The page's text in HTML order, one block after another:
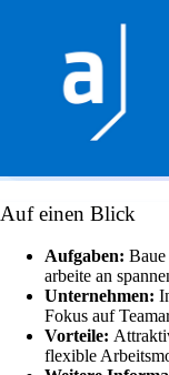
Auf einen Blick
Aufgaben:
arbeite an
Unternehmen:
Fokus auf
Vorteile:
flexible